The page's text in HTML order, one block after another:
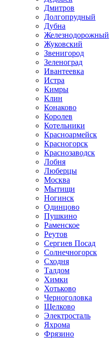
Дмитров
Долгопрудный
Дубна
Железнодорожный
Жуковский
Звенигород
Зеленоград
Ивантеевка
Истра
Кимры
Клин
Конаково
Королев
Котельники
Красноармейск
Красногорск
Краснозаводск
Лобня
Люберцы
Москва
Мытищи
Ногинск
Одинцово
Пушкино
Раменское
Реутов
Сергиев Посад
Солнечногорск
Сходня
Талдом
Химки
Хотьково
Черноголовка
Щелково
Электросталь
Яхрома
Фрязино